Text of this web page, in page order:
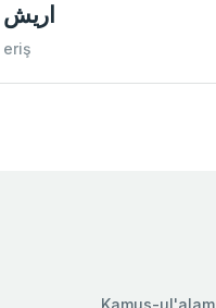
اريش
eriş